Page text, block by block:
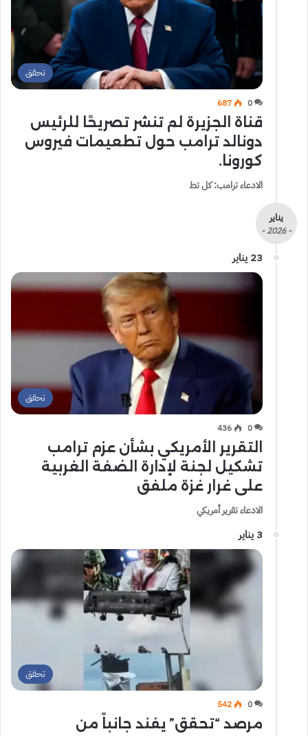
تحقق
0
687
قناة الجزيرة لم تنشر تصريحًا للرئيس
دونالد ترامب حول تطعيمات فيروس
كورونا.
الادعاء ترامب: كل تط
يناير
- 2026 -
23 يناير
تحقق
0
436
التقرير الأمريكي بشأن عزم ترامب
تشكيل لجنة لإدارة الضفة الغربية
على غرار غزة ملفق
الادعاء تقرير أمريكي
3 يناير
تحقق
0
542
مرصد “تحقق” يفند جانباً من